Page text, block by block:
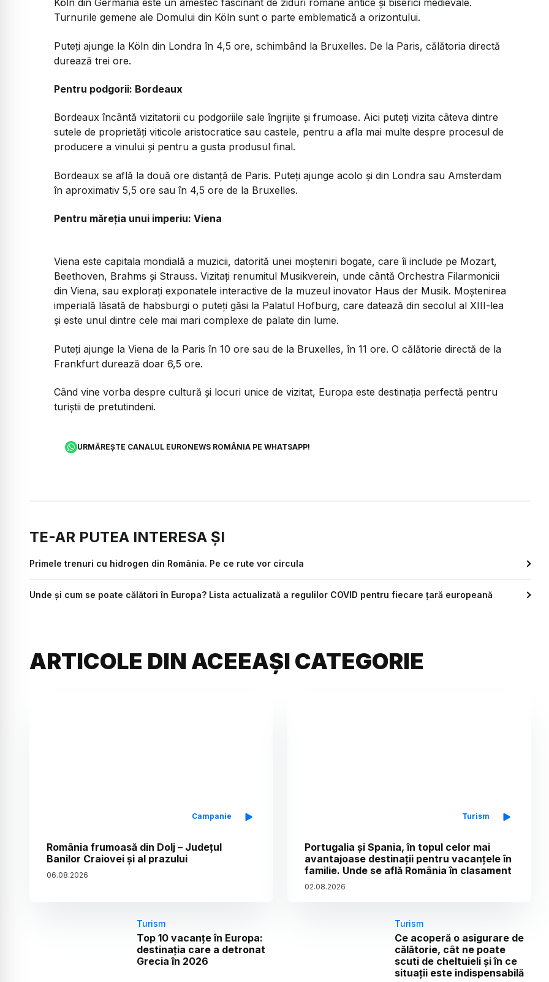
Köln din Germania este un amestec fascinant de ziduri romane antice și biserici medievale.
Turnurile gemene ale Domului din Köln sunt o parte emblematică a orizontului.
Puteți ajunge la Köln din Londra în 4,5 ore, schimbând la Bruxelles. De la Paris, călătoria directă
durează trei ore.
Pentru podgorii: Bordeaux
Bordeaux încântă vizitatorii cu podgoriile sale îngrijite și frumoase. Aici puteți vizita câteva dintre
sutele de proprietăți viticole aristocratice sau castele, pentru a afla mai multe despre procesul de
producere a vinului și pentru a gusta produsul final.
Bordeaux se află la două ore distanță de Paris. Puteți ajunge acolo și din Londra sau Amsterdam
în aproximativ 5,5 ore sau în 4,5 ore de la Bruxelles.
Pentru măreția unui imperiu: Viena
Viena este capitala mondială a muzicii, datorită unei moșteniri bogate, care îi include pe Mozart,
Beethoven, Brahms și Strauss. Vizitați renumitul Musikverein, unde cântă Orchestra Filarmonicii
din Viena, sau explorați exponatele interactive de la muzeul inovator Haus der Musik. Moștenirea
imperială lăsată de habsburgi o puteți găsi la Palatul Hofburg, care datează din secolul al XIII-lea
și este unul dintre cele mai mari complexe de palate din lume.
Puteți ajunge la Viena de la Paris în 10 ore sau de la Bruxelles, în 11 ore. O călătorie directă de la
Frankfurt durează doar 6,5 ore.
Când vine vorba despre cultură și locuri unice de vizitat, Europa este destinația perfectă pentru
turiștii de pretutindeni.
URMĂREȘTE CANALUL EURONEWS ROMÂNIA PE WHATSAPP!
TE-AR PUTEA INTERESA ȘI
Primele trenuri cu hidrogen din România. Pe ce rute vor circula
Unde și cum se poate călători în Europa? Lista actualizată a regulilor COVID pentru fiecare țară europeană
ARTICOLE DIN ACEEAȘI CATEGORIE
Campanie
România frumoasă din Dolj – Județul
Banilor Craiovei și al prazului
06.08.2026
Turism
Portugalia și Spania, în topul celor mai
avantajoase destinații pentru vacanțele în
familie. Unde se află România în clasament
02.08.2026
Turism
Top 10 vacanțe în Europa:
destinația care a detronat
Grecia în 2026
Turism
Ce acoperă o asigurare de
călătorie, cât ne poate
scuti de cheltuieli și în ce
situații este indispensabilă